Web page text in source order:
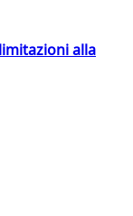
alla